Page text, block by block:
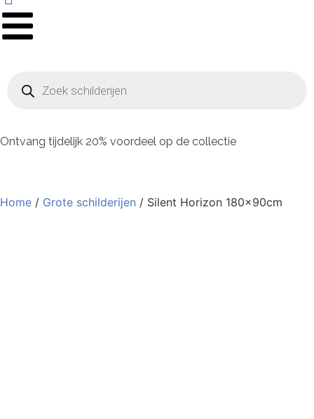
Ontvang tijdelijk 20% voordeel op de collectie
Home / Grote schilderijen / Silent Horizon 180x90cm